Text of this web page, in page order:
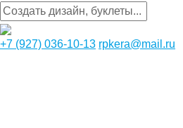
+7 (927) 036-10-13 rpkera@mail.ru